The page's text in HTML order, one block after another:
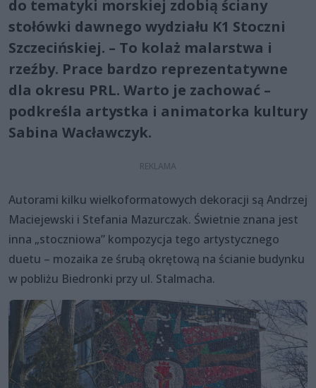
do tematyki morskiej zdobią ściany
stołówki dawnego wydziału K1 Stoczni
Szczecińskiej. – To kolaż malarstwa i
rzeźby. Prace bardzo reprezentatywne
dla okresu PRL. Warto je zachować –
podkreśla artystka i animatorka kultury
Sabina Wacławczyk.
Autorami kilku wielkoformatowych dekoracji są Andrzej
Maciejewski i Stefania Mazurczak. Świetnie znana jest
inna „stoczniowa” kompozycja tego artystycznego
duetu – mozaika ze śrubą okrętową na ścianie budynku
w pobliżu Biedronki przy ul. Stalmacha.